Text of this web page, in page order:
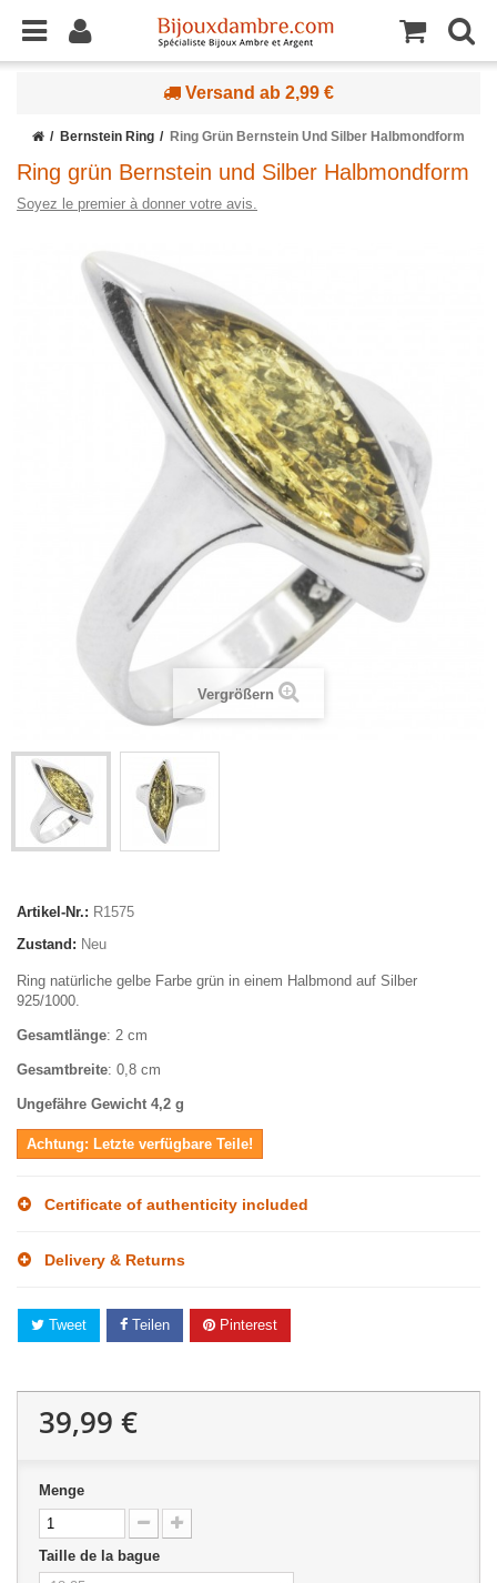
Versand ab 2,99 €
Bernstein Ring Ring Grün Bernstein Und Silber Halbmondform
Ring grün Bernstein und Silber Halbmondform
Soyez le premier à donner votre avis.
Vergrößern
Artikel-Nr.: R1575
Zustand: Neu
Ring natürliche gelbe Farbe grün in einem Halbmond auf Silber
925/1000.
Gesamtlänge: 2 cm
Gesamtbreite: 0,8 cm
Ungefähre Gewicht 4,2 g
Achtung: Letzte verfügbare Teile!
Certificate of authenticity included
Delivery & Returns
Tweet Teilen Pinterest
39,99 €
Menge
Taille de la bague